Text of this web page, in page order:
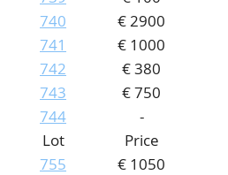
740
€ 2900
741
€ 1000
742
€ 380
743
€ 750
744
-
Lot
Price
755
€ 1050